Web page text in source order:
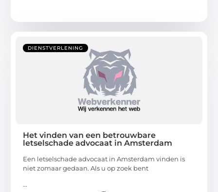
DIENSTVERLENING
Het vinden van een betrouwbare
letselschade advocaat in Amsterdam
Een letselschade advocaat in Amsterdam vinden is
niet zomaar gedaan. Als u op zoek bent
...